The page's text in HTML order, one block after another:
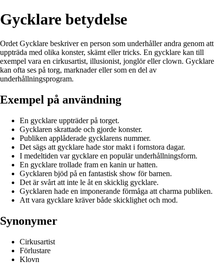
Gycklare betydelse
Ordet Gycklare beskriver en person som underhåller andra genom att
uppträda med olika konster, skämt eller tricks. En gycklare kan till
exempel vara en cirkusartist, illusionist, jonglör eller clown. Gycklare
kan ofta ses på torg, marknader eller som en del av
underhållningsprogram.
Exempel på användning
En gycklare uppträder på torget.
Gycklaren skrattade och gjorde konster.
Publiken applåderade gycklarens nummer.
Det sägs att gycklare hade stor makt i fornstora dagar.
I medeltiden var gycklare en populär underhållningsform.
En gycklare trollade fram en kanin ur hatten.
Gycklaren bjöd på en fantastisk show för barnen.
Det är svårt att inte le åt en skicklig gycklare.
Gycklaren hade en imponerande förmåga att charma publiken.
Att vara gycklare kräver både skicklighet och mod.
Synonymer
Cirkusartist
Förlustare
Klovn